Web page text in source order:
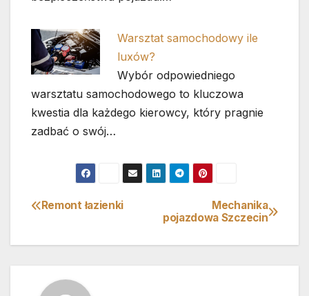
Warsztat samochodowy ile
luxów?
Wybór odpowiedniego
warsztatu samochodowego to kluczowa
kwestia dla każdego kierowcy, który pragnie
zadbać o swój…
Nawigacja
wpisu
Mechanika
pojazdowa Szczecin
Remont łazienki